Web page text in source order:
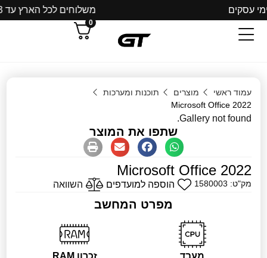
משלוחים לכל הארץ עד 3 ימי עסקים
0
עמוד ראשי מוצרים
תוכנות ומערכות
Microsoft Office 2022
Gallery not found.
שתפו את המוצר
Microsoft Office 2022
מק"ט: 1580003 הוספה למועדפים השוואה
מפרט המחשב
מעבד זכרון RAM